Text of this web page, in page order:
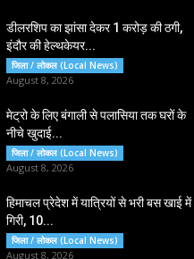
डीलरशिप का झांसा देकर 1 करोड़ की ठगी,
इंदौर की हेल्थकेयर...
जिला / लोकल (Local News)
August 8, 2026
मेट्रो के लिए बंगाली से पलासिया तक घरों के
नीचे खुदाई...
जिला / लोकल (Local News)
August 8, 2026
हिमाचल प्रेदेश में यात्रियों से भरी बस खाई में
गिरी, 10...
जिला / लोकल (Local News)
August 8, 2026